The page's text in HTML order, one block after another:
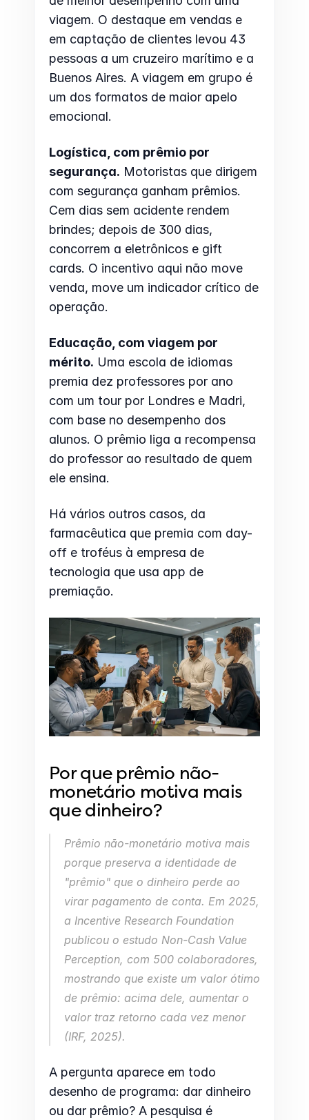
viagem. O destaque em vendas e
em captação de clientes levou 43
pessoas a um cruzeiro marítimo e a
Buenos Aires. A viagem em grupo é
um dos formatos de maior apelo
emocional.
Logística, com prêmio por
segurança. Motoristas que dirigem
com segurança ganham prêmios.
Cem dias sem acidente rendem
brindes; depois de 300 dias,
concorrem a eletrônicos e gift
cards. O incentivo aqui não move
venda, move um indicador crítico de
operação.
Educação, com viagem por
mérito. Uma escola de idiomas
premia dez professores por ano
com um tour por Londres e Madri,
com base no desempenho dos
alunos. O prêmio liga a recompensa
do professor ao resultado de quem
ele ensina.
Há vários outros casos, da
farmacêutica que premia com day-
off e troféus à empresa de
tecnologia que usa app de
premiação.
Por que prêmio não-
monetário motiva mais
que dinheiro?
Prêmio não-monetário motiva mais
porque preserva a identidade de
"prêmio" que o dinheiro perde ao
virar pagamento de conta. Em 2025,
a Incentive Research Foundation
publicou o estudo Non-Cash Value
Perception, com 500 colaboradores,
mostrando que existe um valor ótimo
de prêmio: acima dele, aumentar o
valor traz retorno cada vez menor
(IRF, 2025).
A pergunta aparece em todo
desenho de programa: dar dinheiro
ou dar prêmio? A pesquisa é